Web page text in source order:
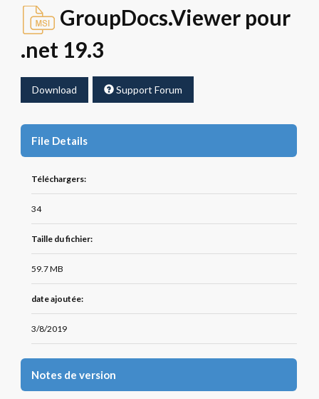
GroupDocs.Viewer pour
.net 19.3
Download Support Forum
File Details
Téléchargers:
34
Taille du fichier:
59.7 MB
date ajoutée:
3/8/2019
Notes de version